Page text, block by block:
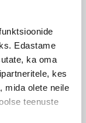
Edastame
ka oma
kes
mida olete neile
teenuste